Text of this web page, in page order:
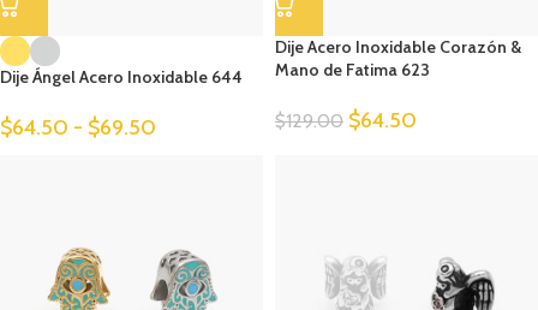
Dije Ángel Acero Inoxidable 644
$64.50 - $69.50
Dije Acero Inoxidable Corazón &
Mano de Fatima 623
$129.00 $64.50